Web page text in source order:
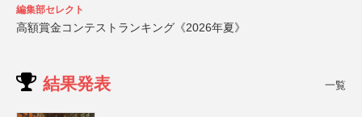
編集部セレクト
高額賞金コンテストランキング《2026年夏》
結果発表 一覧